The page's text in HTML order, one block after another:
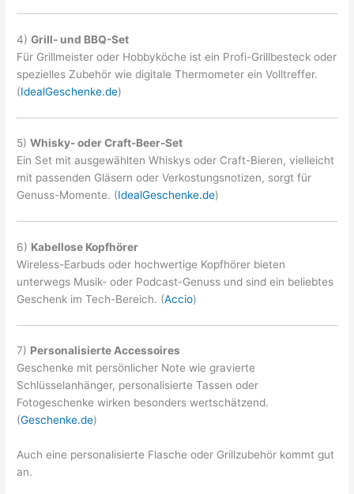
4)Grill- und BBQ-Set
Für Grillmeister oder Hobbyköche ist ein Profi-Grillbesteck oder
spezielles Zubehör wie digitale Thermometer ein Volltreffer.
(IdealGeschenke.de)
5)Whisky- oder Craft-Beer-Set
Ein Set mit ausgewählten Whiskys oder Craft-Bieren, vielleicht
mit passenden Gläsern oder Verkostungsnotizen, sorgt für
Genuss-Momente. (IdealGeschenke.de)
6) Kabellose Kopfhörer
Wireless-Earbuds oder hochwertige Kopfhörer bieten
unterwegs Musik- oder Podcast-Genuss und sind ein beliebtes
Geschenk im Tech-Bereich. (Accio)
7) Personalisierte Accessoires
Geschenke mit persönlicher Note wie gravierte
Schlüsselanhänger, personalisierte Tassen oder
Fotogeschenke wirken besonders wertschätzend.
(Geschenke.de)
Auch eine personalisierte Flasche oder Grillzubehör kommt gut
an.